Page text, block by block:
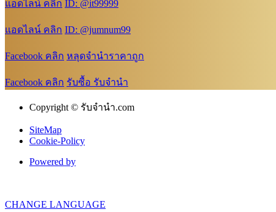
แอดไลน์ คลิก ID: @it99999
แอดไลน์ คลิก ID: @jumnum99
Facebook คลิก หลุดจำนำราคาถูก
Facebook คลิก รับซื้อ รับจำนำ
Copyright © รับจํานํา.com
SiteMap
Cookie-Policy
Powered by
CHANGE LANGUAGE